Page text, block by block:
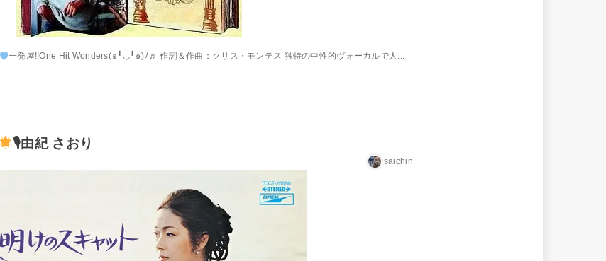
一発屋!!One Hit Wonders⁠(⁠๑⁠╹⁠◡⁠╹⁠๑⁠)⁠ﾉ⁠♬ 作詞＆作曲：クリス・モンテス 独特の中性的ヴォーカルで人...
🎙由紀 さおり
saichin